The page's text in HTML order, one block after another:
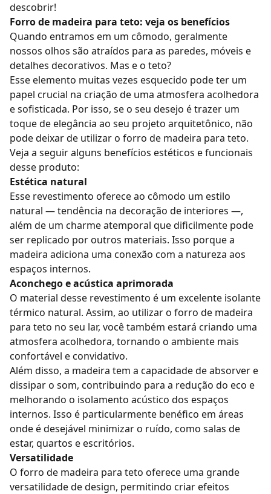
descobrir!
Forro de madeira para teto: veja os benefícios
Quando entramos em um cômodo, geralmente
nossos olhos são atraídos para as paredes, móveis e
detalhes decorativos. Mas e o teto?
Esse elemento muitas vezes esquecido pode ter um
papel crucial na criação de uma atmosfera acolhedora
e sofisticada. Por isso, se o seu desejo é trazer um
toque de elegância ao seu projeto arquitetônico, não
pode deixar de utilizar o forro de madeira para teto.
Veja a seguir alguns benefícios estéticos e funcionais
desse produto:
Estética natural
Esse revestimento oferece ao cômodo um estilo
natural — tendência na decoração de interiores —,
além de um charme atemporal que dificilmente pode
ser replicado por outros materiais. Isso porque a
madeira adiciona uma conexão com a natureza aos
espaços internos.
Aconchego e acústica aprimorada
O material desse revestimento é um excelente isolante
térmico natural. Assim, ao utilizar o forro de madeira
para teto no seu lar, você também estará criando uma
atmosfera acolhedora, tornando o ambiente mais
confortável e convidativo.
Além disso, a madeira tem a capacidade de absorver e
dissipar o som, contribuindo para a redução do eco e
melhorando o isolamento acústico dos espaços
internos. Isso é particularmente benéfico em áreas
onde é desejável minimizar o ruído, como salas de
estar, quartos e escritórios.
Versatilidade
O forro de madeira para teto oferece uma grande
versatilidade de design, permitindo criar efeitos